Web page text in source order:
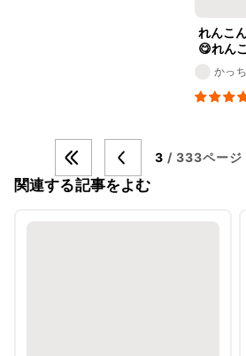
れんこ
😋れん
かっ
3 / 333ページ
関連する記事をよむ